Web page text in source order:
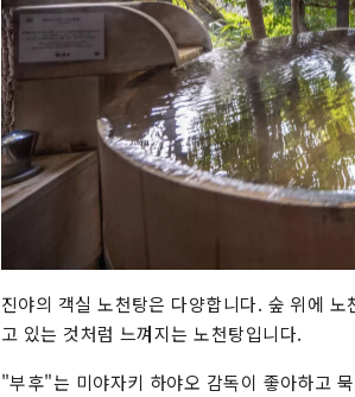
진야의 객실 노천탕은 다양합니다. 숲 위에
고 있는 것처럼 느껴지는 노천탕입니다.
"부후"는 미야자키 하야오 감독이 좋아하고